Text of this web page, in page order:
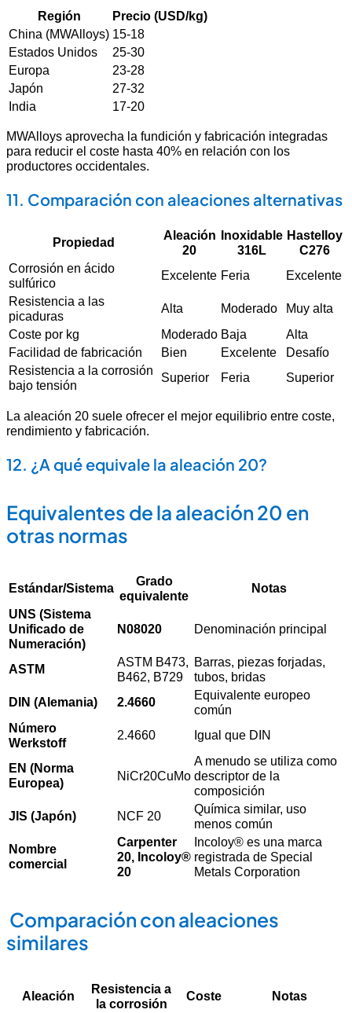
Región
Precio (USD/kg)
China (MWAlloys) 15-18
Estados Unidos
25-30
Europa
23-28
Japón
27-32
India
17-20
MWAlloys aprovecha la fundición y fabricación integradas
para reducir el coste hasta 40% en relación con los
productores occidentales.
11. Comparación con aleaciones alternativas
Propiedad
Aleación
20
Inoxidable
316L
Hastelloy
C276
Corrosión en ácido
sulfúrico
Excelente Feria
Excelente
Resistencia a las
picaduras
Alta Moderado
Muy alta
Coste por kg
Moderado Baja
Alta
Facilidad de fabricación
Bien Excelente
Desafío
Resistencia a la corrosión
bajo tensión
Superior Feria Superior
La aleación 20 suele ofrecer el mejor equilibrio entre coste,
rendimiento y fabricación.
12. ¿A qué equivale la aleación 20?
Equivalentes de la aleación 20 en
otras normas
Estándar/Sistema
Grado
equivalente
Notas
UNS (Sistema
Unificado de
Numeración)
N08020 Denominación principal
ASTM
ASTM B473,
B462, B729
Barras, piezas forjadas,
tubos, bridas
DIN (Alemania)
2.4660
Equivalente europeo
común
Número
Werkstoff
2.4660 Igual que DIN
EN (Norma
Europea)
NiCr20CuMo
A menudo se utiliza como
descriptor de la
composición
JIS (Japón)
NCF 20
Química similar, uso
menos común
Nombre
comercial
Carpenter
20, Incoloy®
20
Incoloy® es una marca
registrada de Special
Metals Corporation
Comparación con aleaciones
similares
Aleación
Resistencia a
la corrosión
Coste
Notas